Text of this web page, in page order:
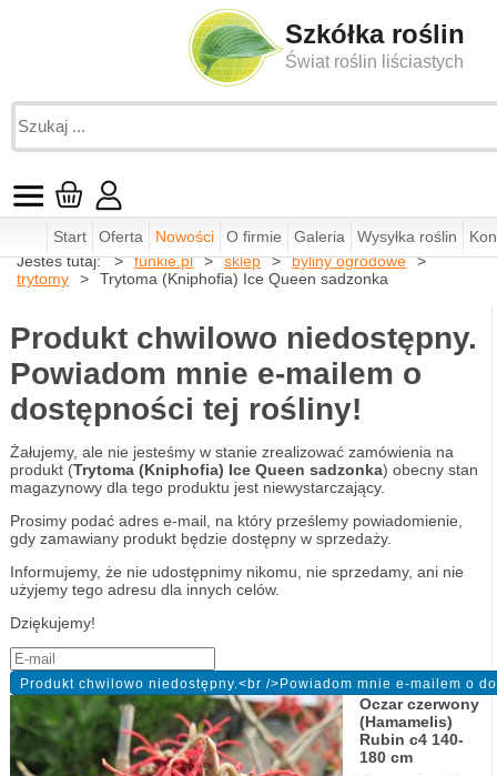
Szkółka roślin
Świat roślin liściastych
Start Oferta Nowości O firmie Galeria Wysyłka roślin
Jesteś tutaj:
funkie.pl sklep
byliny ogrodowe
trytomy
Trytoma (Kniphofia) Ice Queen sadzonka
Produkt chwilowo niedostępny.
Powiadom mnie e-mailem o
dostępności tej rośliny!
Żałujemy, ale nie jesteśmy w stanie zrealizować zamówienia na
produkt (Trytoma (Kniphofia) Ice Queen sadzonka) obecny stan
magazynowy dla tego produktu jest niewystarczający.
Prosimy podać adres e-mail, na który prześlemy powiadomienie,
gdy zamawiany produkt będzie dostępny w sprzedaży.
Informujemy, że nie udostępnimy nikomu, nie sprzedamy, ani nie
użyjemy tego adresu dla innych celów.
Dziękujemy!
Oczar czerwony
(Hamamelis)
Rubin c4 140-
180 cm